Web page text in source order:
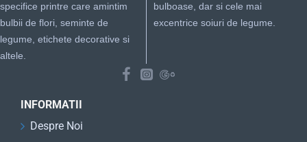
specifice printre care amintim
bulbii de flori, seminte de
legume, etichete decorative si
altele.
bulboase, dar si cele mai
excentrice soiuri de legume.
INFORMATII
Despre Noi